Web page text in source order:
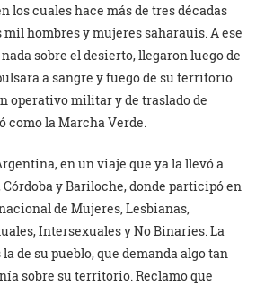
los cuales hace más de tres décadas
hombres y mujeres saharauis. A ese
sobre el desierto, llegaron luego de
a sangre y fuego de su territorio
operativo militar y de traslado de
como la Marcha Verde.
en un viaje que ya la llevó a
y Bariloche, donde participó en
de Mujeres, Lesbianas,
Intersexuales y No Binaries. La
de su pueblo, que demanda algo tan
sobre su territorio. Reclamo que